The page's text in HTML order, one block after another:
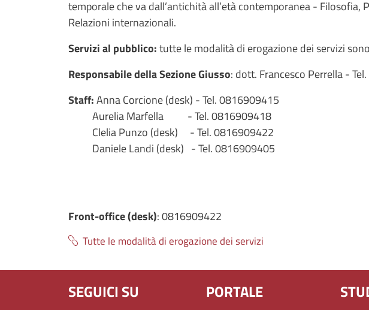
temporale che va dall’antichità all’età contemporanea -
Relazioni internazionali.
Servizi al pubblico:tutte le modalità di erogazione dei servizi
Responsabile della Sezione Giusso: dott. Francesco Perrella -
Staff:Anna Corcione (desk) - Tel.0816909415
Aurelia Marfella - Tel. 0816909418
Clelia Punzo (desk) - Tel. 0816909422
Daniele Landi (desk) - Tel. 0816909405
Front-office (desk):0816909422
Tutte le modalità di erogazione dei servizi
SEGUICI SU PORTALE